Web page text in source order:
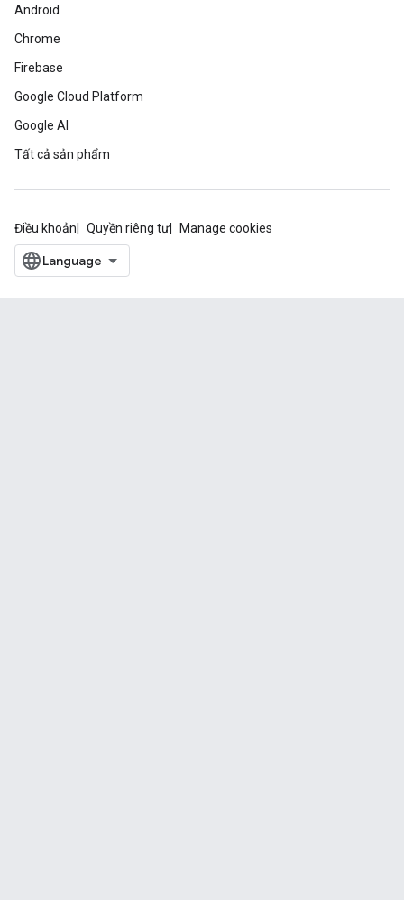
Android
Chrome
Firebase
Google Cloud Platform
Google AI
Tất cả sản phẩm
Điều khoản Quyền riêng tư Manage cookies